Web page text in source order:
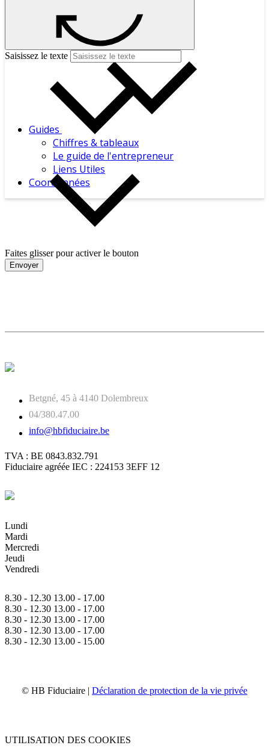
Outils de calcul
Modèles de lettres
Guides
Chiffres & tableaux
Le guide de l'entrepreneur
Liens Utiles
Coordonnées
Saisissez le texte
Faites glisser pour activer le bouton
Envoyer
Betgné, 45 à 4140 Dolembreux
04/380.47.00
info@hbfiduciaire.be
TVA : BE 0843.832.791
Fiduciaire agréée IEC : 224153 3EFF 12
Lundi
Mardi
Mercredi
Jeudi
Vendredi
8.30 - 12.30 13.00 - 17.00
8.30 - 12.30 13.00 - 17.00
8.30 - 12.30 13.00 - 17.00
8.30 - 12.30 13.00 - 17.00
8.30 - 12.30 13.00 - 15.00
© HB Fiduciaire | Déclaration de protection de la vie privée
UTILISATION DES COOKIES